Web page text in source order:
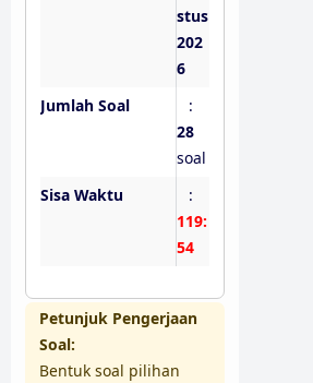
stus
202
6
Jumlah Soal
:
28
soal
Sisa Waktu
:
119:
53
Petunjuk Pengerjaan
Soal:
Bentuk soal pilihan